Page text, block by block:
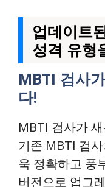
업데이트
성격 유형
MBTI 검사
다!
MBTI 검사가
기존 MBTI 검
욱 정확하고 풍
버전으로 업그